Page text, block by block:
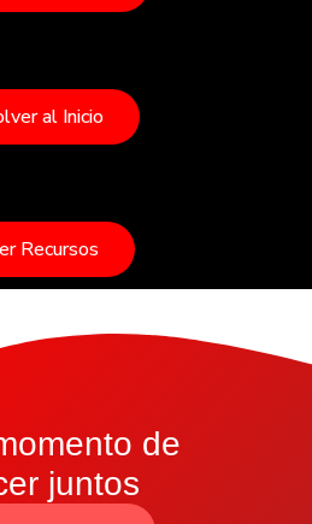
al Inicio
Recursos
de
juntos